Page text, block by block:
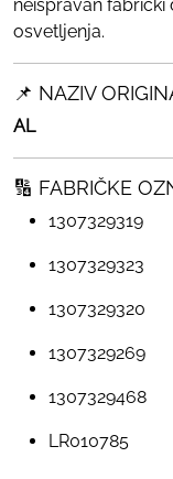
neispravan
osvetljenja.
📌 NAZIV
AL
🔢 FABRIČKE
1307329319
1307329323
1307329320
1307329269
1307329468
LR010785